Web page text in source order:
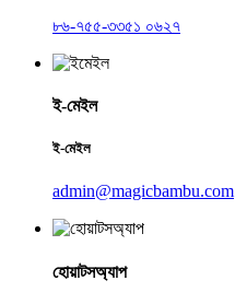
৮৬-৭৫৫-৩৩৫১ ০৬২৭
ই-মেইল
ই-মেইল
admin@magicbambu.com
হোয়াটসঅ্যাপ